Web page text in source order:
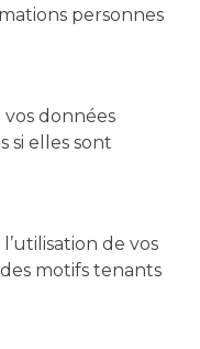
personnes
données
si elles sont
de vos
motifs tenants